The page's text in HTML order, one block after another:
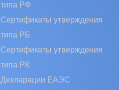
типа РФ
Сертификаты утверждения
типа РБ
Сертификаты утверждения
типа РК
Декларации ЕАЭС